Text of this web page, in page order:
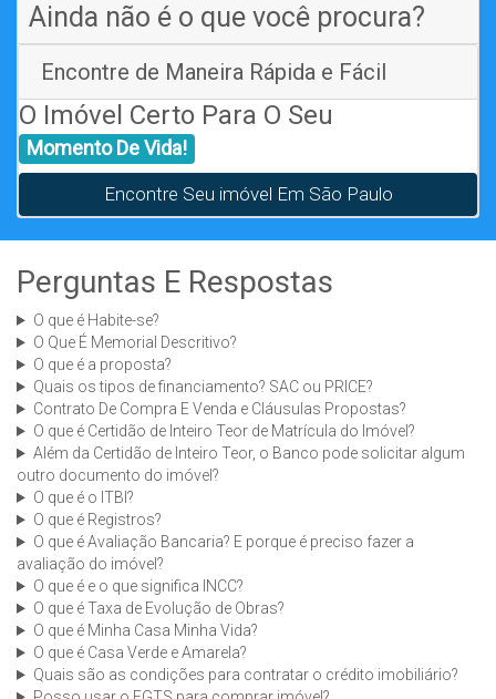
Ainda não é o que você procura?
Encontre de Maneira Rápida e Fácil
O Imóvel Certo Para O Seu
Momento De Vida!
Encontre Seu imóvel Em São Paulo
Perguntas E Respostas
O que é Habite-se?
O Que É Memorial Descritivo?
O que é a proposta?
Quais os tipos de financiamento? SAC ou PRICE?
Contrato De Compra E Venda e Cláusulas Propostas?
O que é Certidão de Inteiro Teor de Matrícula do Imóvel?
Além da Certidão de Inteiro Teor, o Banco pode solicitar algum
outro documento do imóvel?
O que é o ITBI?
O que é Registros?
O que é Avaliação Bancaria? E porque é preciso fazer a
avaliação do imóvel?
O que é e o que significa INCC?
O que é Taxa de Evolução de Obras?
O que é Minha Casa Minha Vida?
O que é Casa Verde e Amarela?
Quais são as condições para contratar o crédito imobiliário?